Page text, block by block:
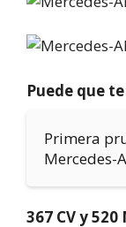
Puede que
Primera
Mercedes-
367 CV y